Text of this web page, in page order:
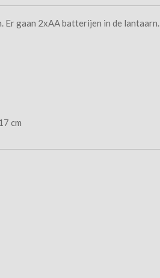
Er gaan 2xAA batterijen in de lantaarn.
cm